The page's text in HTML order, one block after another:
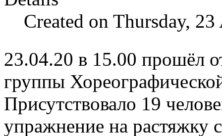
Created on Thursday,
23.04.20 в 15.00 прошёл
группы
Присутствовало 19
упражнение на растяжку